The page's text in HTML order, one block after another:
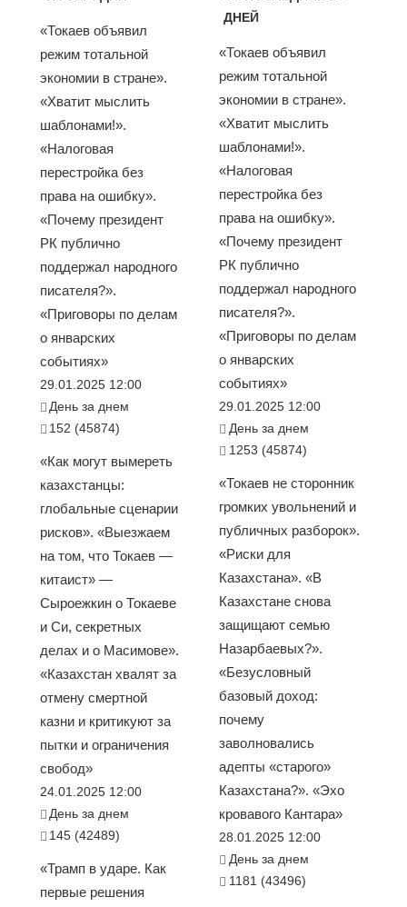
«Токаев объявил
режим тотальной
экономии в стране».
«Хватит мыслить
шаблонами!».
«Налоговая
перестройка без
права на ошибку».
«Почему президент
РК публично
поддержал народного
писателя?».
«Приговоры по делам
о январских
событиях»
29.01.2025 12:00
День за днем
152 (45874)
«Как могут вымереть
казахстанцы:
глобальные сценарии
рисков». «Выезжаем
на том, что Токаев —
китаист» —
Сыроежкин о Токаеве
и Си, секретных
делах и о Масимове».
«Казахстан хвалят за
отмену смертной
казни и критикуют за
пытки и ограничения
свобод»
24.01.2025 12:00
День за днем
145 (42489)
«Трамп в ударе. Как
первые решения
ДНЕЙ
«Токаев объявил
режим тотальной
экономии в стране».
«Хватит мыслить
шаблонами!».
«Налоговая
перестройка без
права на ошибку».
«Почему президент
РК публично
поддержал народного
писателя?».
«Приговоры по делам
о январских
событиях»
29.01.2025 12:00
День за днем
1253 (45874)
«Токаев не сторонник
громких увольнений и
публичных разборок».
«Риски для
Казахстана». «В
Казахстане снова
защищают семью
Назарбаевых?».
«Безусловный
базовый доход:
почему
заволновались
адепты «старого»
Казахстана?». «Эхо
кровавого Кантара»
28.01.2025 12:00
День за днем
1181 (43496)